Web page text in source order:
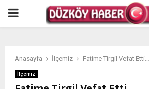
PRIMARY
Anasayfa İlçemiz Fatime Tirgil Vefat Etti…
İlçemiz